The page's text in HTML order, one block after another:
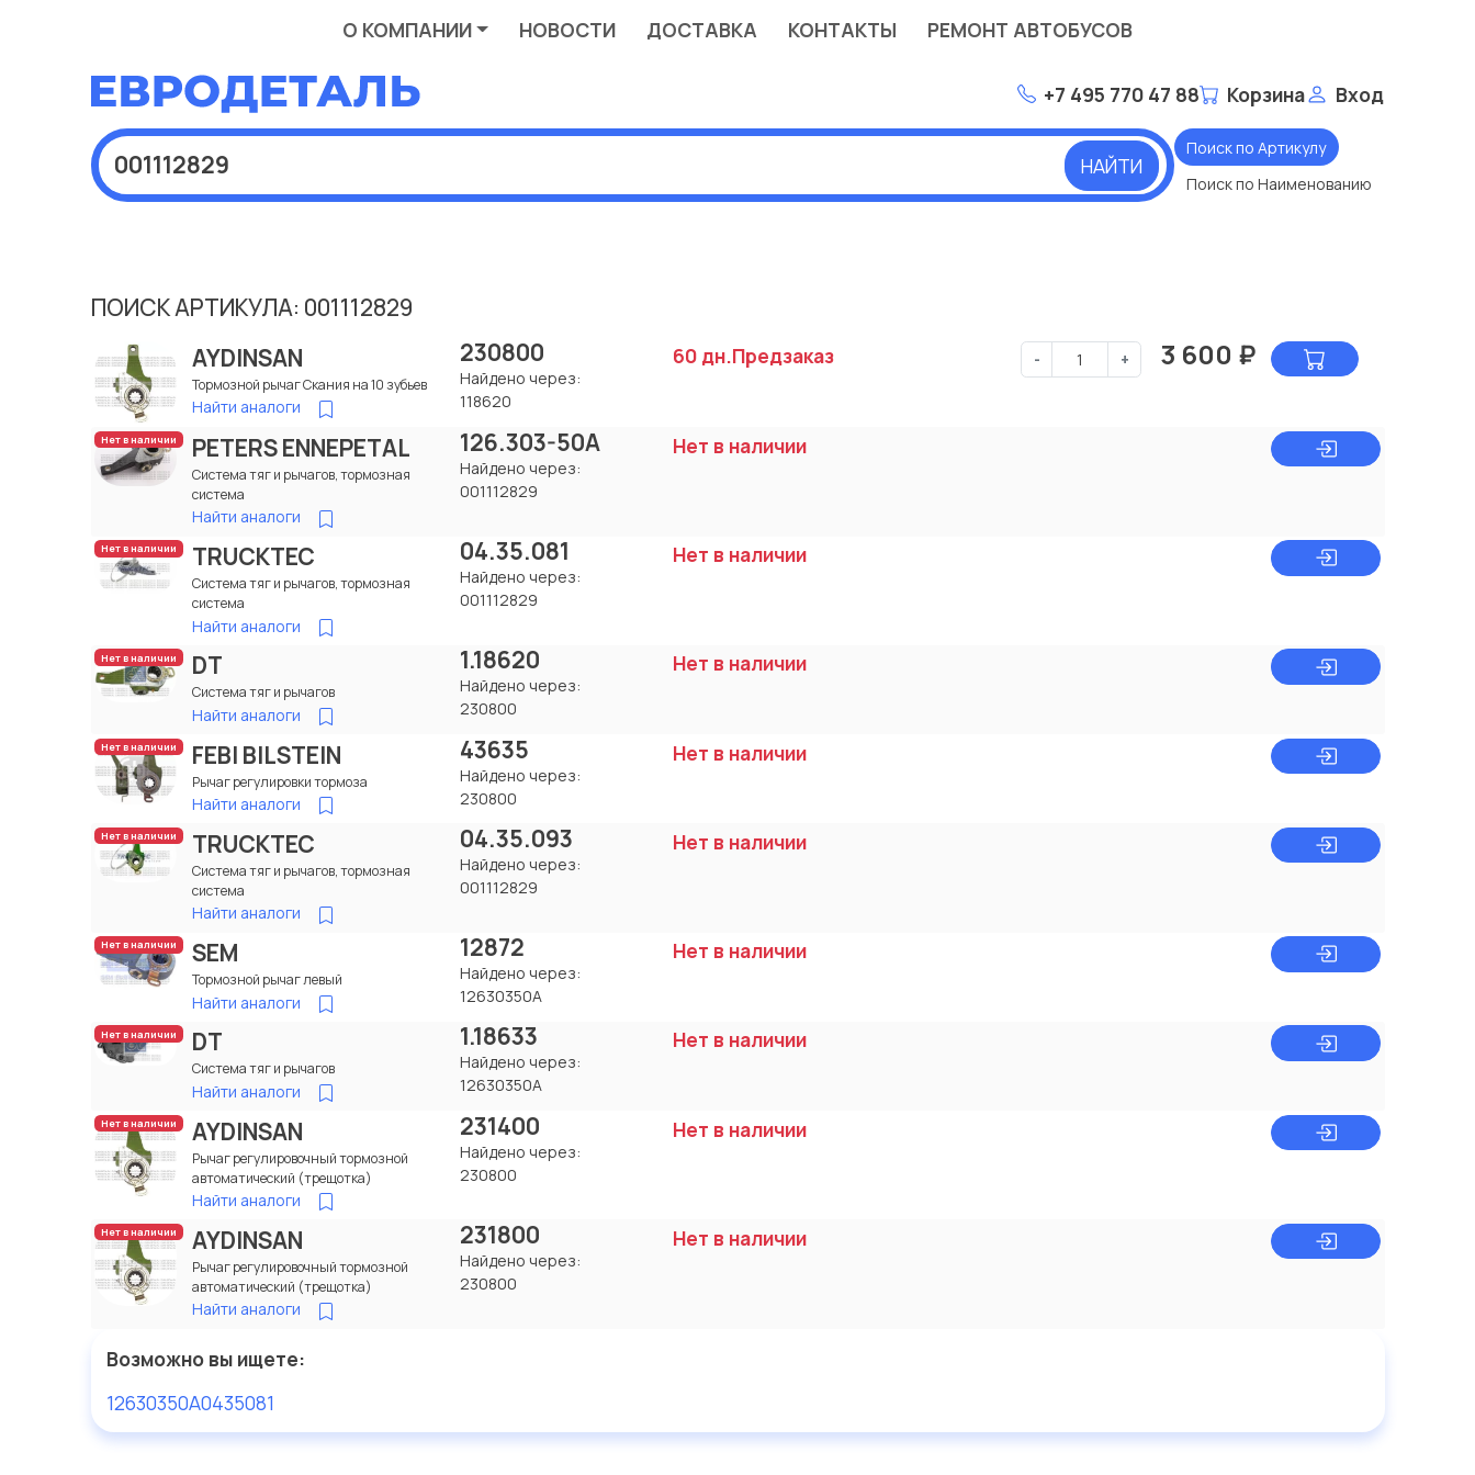
О КОМПАНИИ НОВОСТИ ДОСТАВКА КОНТАКТЫ РЕМОНТ АВТОБУСОВ
+7 495 770 47 88 Корзина Вход
НАЙТИ
Поиск по Артикулу
Поиск по Наименованию
ПОИСК АРТИКУЛА: 001112829
AYDINSAN
Тормозной рычаг Скания на 10 зубьев
Найти аналоги
230800
Найдено через:
118620
60 дн.Предзаказ - + 3 600 ₽
Нет в наличии PETERS ENNEPETAL
Система тяг и рычагов, тормозная
система
Найти аналоги
126.303-50A
Найдено через:
001112829
Нет в наличии
Нет в наличии TRUCKTEC
Система тяг и рычагов, тормозная
система
Найти аналоги
04.35.081
Найдено через:
001112829
Нет в наличии
Нет в наличии DT
Система тяг и рычагов
Найти аналоги
1.18620
Найдено через:
230800
Нет в наличии
Нет в наличии FEBI BILSTEIN
Рычаг регулировки тормоза
Найти аналоги
43635
Найдено через:
230800
Нет в наличии
Нет в наличии TRUCKTEC
Система тяг и рычагов, тормозная
система
Найти аналоги
04.35.093
Найдено через:
001112829
Нет в наличии
Нет в наличии SEM
Тормозной рычаг левый
Найти аналоги
12872
Найдено через:
12630350A
Нет в наличии
Нет в наличии DT
Система тяг и рычагов
Найти аналоги
1.18633
Найдено через:
12630350A
Нет в наличии
Нет в наличии AYDINSAN
Рычаг регулировочный тормозной
автоматический (трещотка)
Найти аналоги
231400
Найдено через:
230800
Нет в наличии
Нет в наличии AYDINSAN
Рычаг регулировочный тормозной
автоматический (трещотка)
Найти аналоги
231800
Найдено через:
230800
Нет в наличии
Возможно вы ищете:
12630350A0435081